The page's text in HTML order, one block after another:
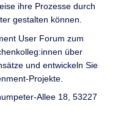
ihre Prozesse durch
gestalten können.
User Forum zum
über
und entwickeln Sie
Projekte.
Allee 18, 53227